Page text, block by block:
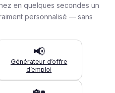
en quelques secondes un
personnalisé — sans
📢
Générateur d’offre
d’emploi